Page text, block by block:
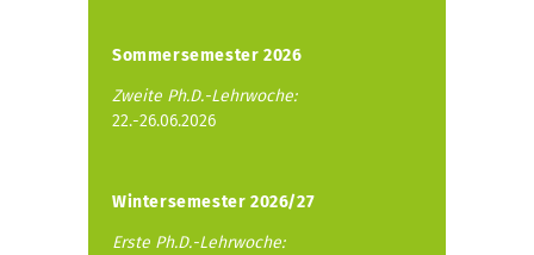
Sommersemester 2026
Zweite Ph.D.-Lehrwoche:
22.-26.06.2026
Wintersemester 2026/27
Erste Ph.D.-Lehrwoche: